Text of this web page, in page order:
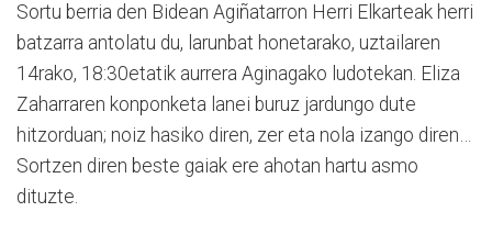
Sortu berria den Bidean Agiñatarron Herri Elkarteak herri
batzarra antolatu du, larunbat honetarako, uztailaren
14rako, 18:30etatik aurrera Aginagako ludotekan. Eliza
Zaharraren konponketa lanei buruz jardungo dute
hitzorduan; noiz hasiko diren, zer eta nola izango diren…
Sortzen diren beste gaiak ere ahotan hartu asmo
dituzte.